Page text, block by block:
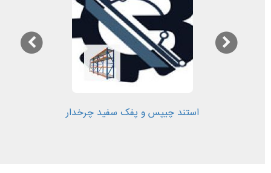
استند چیپس و پفک سفید چرخدار